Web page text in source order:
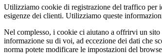
Utilizziamo cookie di registrazione del traffico per
esigenze dei clienti. Utilizziamo queste
Nel complesso, i cookie ci aiutano a offrirvi un
informazione su di voi, ad eccezione dei dati che
norma potete modificare le impostazioni del